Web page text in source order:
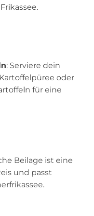
: Serviere dein
oder
für eine
Beilage ist eine
und passt